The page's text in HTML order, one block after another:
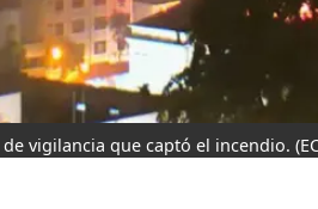
vigilancia que captó el incendio.